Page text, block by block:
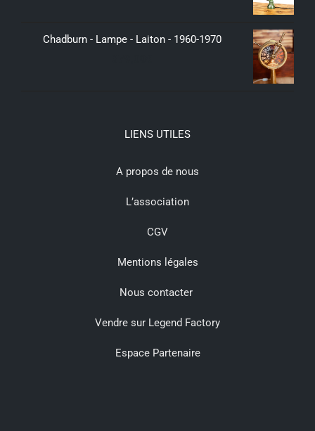
Chadburn - Lampe - Laiton - 1960-1970
LIENS UTILES
A propos de nous
L’association
CGV
Mentions légales
Nous contacter
Vendre sur Legend Factory
Espace Partenaire